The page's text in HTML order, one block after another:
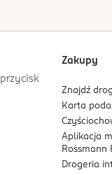
Zakupy
Znajdź
Karta
Aplikacja
Rossmann
Drogeria